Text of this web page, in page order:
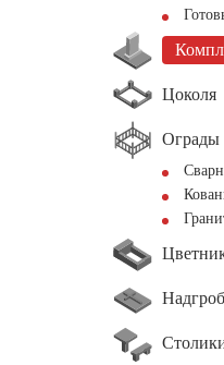
Цоколя
Ограды